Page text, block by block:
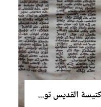
مخطوط سرياني من كنيسة القديس توما في الموصل يعود إلى عام ١٠١٤ ميلادي